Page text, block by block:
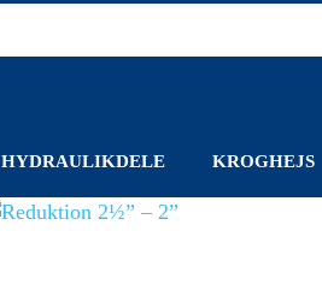
HYDRAULIKDELE KROGHEJS